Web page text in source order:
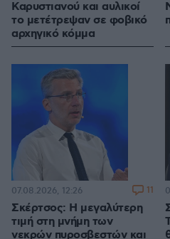
Καρυστιανού και αυλικοί
το μετέτρεψαν σε φοβικό
αρχηγικό κόμμα
Σκέρτσος: Η μεγαλύτερη
τιμή στη μνήμη των
νεκρών πυροσβεστών και
07.08.2026, 12:26 11